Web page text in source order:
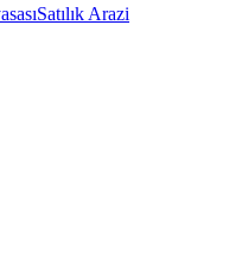
Satılık Arazi